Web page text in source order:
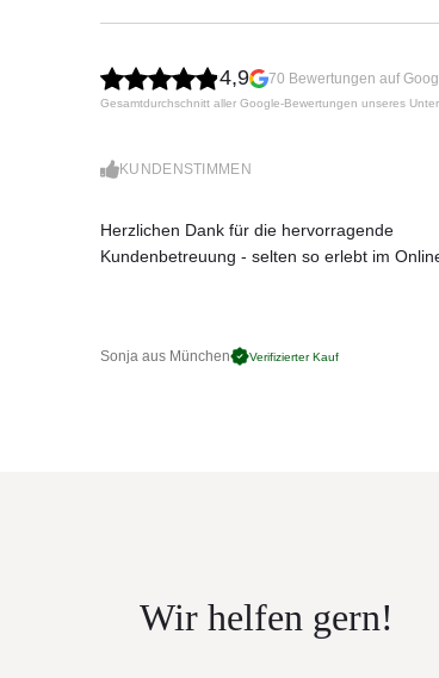
einfache Bedienung
klassischer Gastronomie-Schirm
verfügbar.
Die Bedienung
Der Großschirm wird mit einer
mühelose Bedienung, auch nach
Elegant, formschön, äußerst
Die Verbindungen
Auf sorgfältige Verarbeitung
4,9 70 Bewertungen auf
Gesamtdurchschnitt aller Google-Bewertungen unseres
KUNDENSTIMMEN
Herzlichen Dank für die hervorragende
Kundenbetreuung - selten so erlebt im
Sonja aus München Verifizierter Kauf
Wir helfen gern!